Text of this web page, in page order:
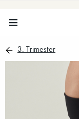
3. Trimester